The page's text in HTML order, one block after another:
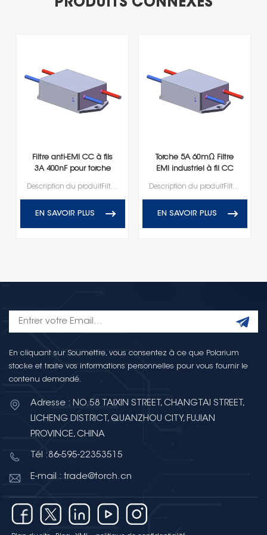
Filtre anti-EMI CC à fils
3A 400nF pour torche
Description du produitFiltres de puissance EMI de type à fils CC
EN SAVOIR PLUS
Torche 5A 60mΩ Filtre
EMI industriel à fil CC
Description du produitFiltres de puissance EMI de type à fils CC
EN SAVOIR PLUS
En cliquant sur Soumettre, vous consentez à ce que Polarium
stocke et traite vos informations personnelles pour vous fournir le
contenu demandé.
Adresse : NO.58 TAIXIN STREET, CHANGTAI STREET,
LICHENG DISTRICT, QUANZHOU CITY, FUJIAN
PROVINCE, CHINA
Tél :86-595-22353515
E-mail : trade@torch.cn